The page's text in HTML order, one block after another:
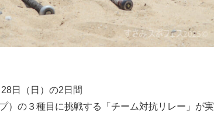
日（日）の2日間
）の３種目に挑戦する「チーム対抗リレー」が実